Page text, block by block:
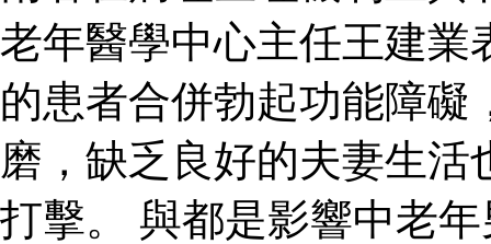
老年醫學中心主任王建業
的患者合併勃起功能障
磨，缺乏良好的夫妻生
打擊。 與都是影響中老